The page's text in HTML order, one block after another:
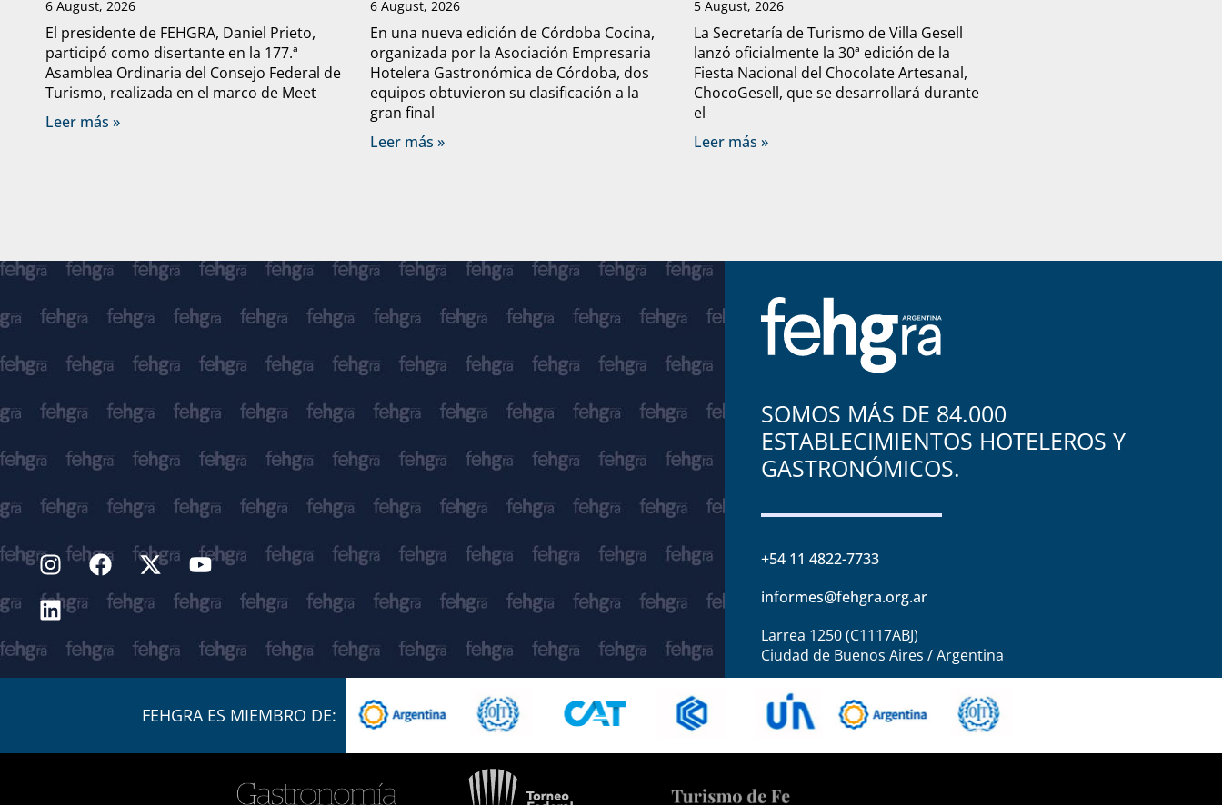
6 August, 2026
El presidente de FEHGRA, Daniel Prieto,
participó como disertante en la 177.ª
Asamblea Ordinaria del Consejo Federal de
Turismo, realizada en el marco de Meet
Leer más »
6 August, 2026
En una nueva edición de Córdoba Cocina,
organizada por la Asociación Empresaria
Hotelera Gastronómica de Córdoba, dos
equipos obtuvieron su clasificación a la
gran final
Leer más »
5 August, 2026
La Secretaría de Turismo de Villa Gesell
lanzó oficialmente la 30ª edición de la
Fiesta Nacional del Chocolate Artesanal,
ChocoGesell, que se desarrollará durante
el
Leer más »
SOMOS MÁS DE 84.000
ESTABLECIMIENTOS HOTELEROS Y
GASTRONÓMICOS.
+54 11 4822-7733
informes@fehgra.org.ar
Larrea 1250 (C1117ABJ)
Ciudad de Buenos Aires / Argentina
FEHGRA ES MIEMBRO DE: